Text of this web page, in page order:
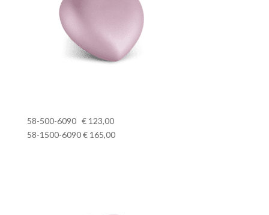
58-500-6090 € 123,00
58-1500-6090 € 165,00